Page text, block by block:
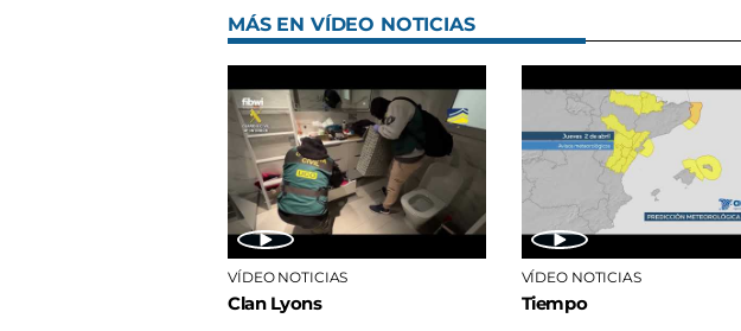
MÁS EN VÍDEO NOTICIAS
VÍDEO NOTICIAS
Clan Lyons
VÍDEO NOTICIAS
Tiempo